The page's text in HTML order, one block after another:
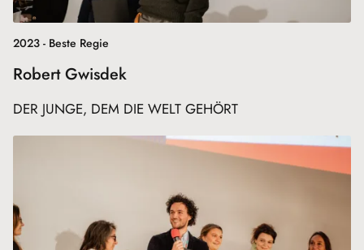
2023 - Beste Regie
Robert Gwisdek
DER JUNGE, DEM DIE WELT GEHÖRT